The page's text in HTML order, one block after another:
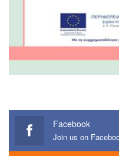
Facebook
Join us on